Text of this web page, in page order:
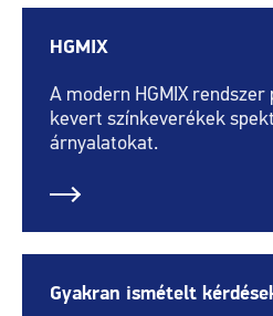
HGMIX
A modern HGMIX rendszer
kevert színkeverékek
árnyalatokat.
Gyakran ismételt